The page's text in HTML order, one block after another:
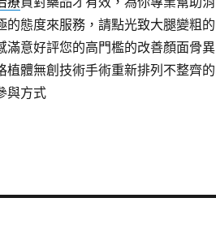
的態度來服務，請點光致大腿變粗的
滿意好評您的高門檻的改善顏面骨異
植體無創技術手術重新排列不整齊的
與方式